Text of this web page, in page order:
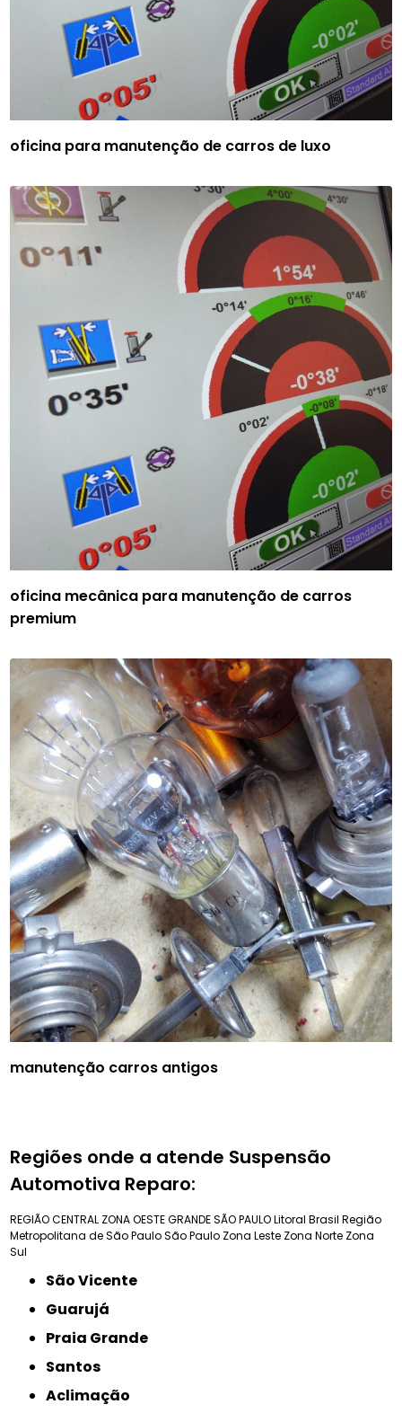
oficina para manutenção de carros de luxo
oficina mecânica para manutenção de carros
premium
manutenção carros antigos
Regiões onde a atende Suspensão
Automotiva Reparo:
REGIÃO CENTRAL ZONA OESTEGRANDE SÃO PAULOLitoral Brasil Região
Metropolitana de São PauloSão Paulo Zona Leste Zona Norte Zona
Sul
São Vicente
Guarujá
Praia Grande
Santos
Aclimação